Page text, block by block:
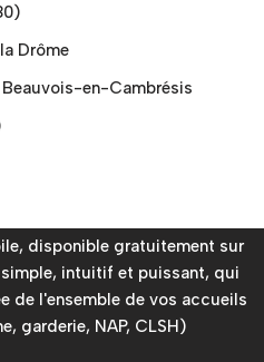
Drôme
en-Cambrésis
disponible gratuitement sur
simple, intuitif et puissant, qui
de l'ensemble de vos accueils
garderie, NAP, CLSH)